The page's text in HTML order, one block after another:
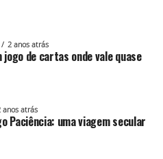
2 anos atrás
jogo de cartas onde vale quase
anos atrás
Paciência: uma viagem secular